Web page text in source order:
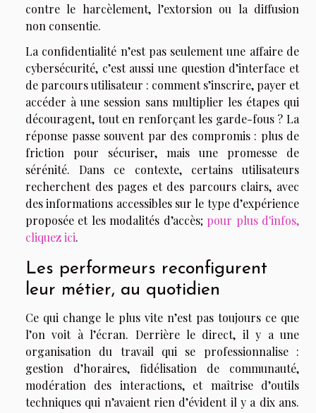
contre le harcèlement, l’extorsion ou la diffusion
non consentie.
La confidentialité n’est pas seulement une affaire de
cybersécurité, c’est aussi une question d’interface et
de parcours utilisateur : comment s’inscrire, payer et
accéder à une session sans multiplier les étapes qui
découragent, tout en renforçant les garde-fous ? La
réponse passe souvent par des compromis : plus de
friction pour sécuriser, mais une promesse de
sérénité. Dans ce contexte, certains utilisateurs
recherchent des pages et des parcours clairs, avec
des informations accessibles sur le type d’expérience
proposée et les modalités d’accès; pour plus d'infos,
cliquez ici.
Les performeurs reconfigurent
leur métier, au quotidien
Ce qui change le plus vite n’est pas toujours ce que
l’on voit à l’écran. Derrière le direct, il y a une
organisation du travail qui se professionnalise :
gestion d’horaires, fidélisation de communauté,
modération des interactions, et maîtrise d’outils
techniques qui n’avaient rien d’évident il y a dix ans.